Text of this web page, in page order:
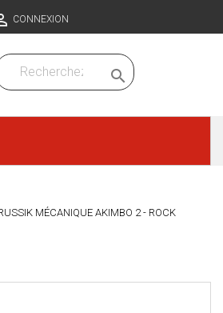
CONNEXION

MÉCANIQUE AKIMBO 2 - ROCK